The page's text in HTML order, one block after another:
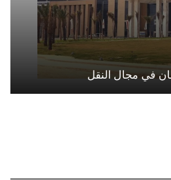
في مجال النقل